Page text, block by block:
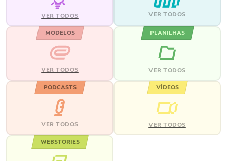
VER TODOS VER TODOS
MODELOS
VER TODOS
PLANILHAS
VER TODOS
PODCASTS
VER TODOS
VÍDEOS
VER TODOS
WEBSTORIES